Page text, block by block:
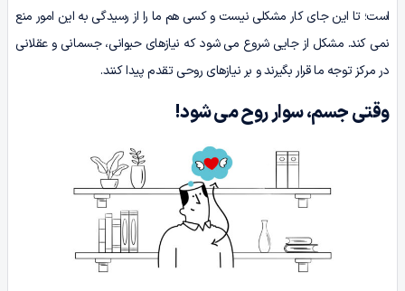
است؛ تا این جای کار مشکلی نیست و کسی هم ما را از رسیدگی به این امور منع
نمی کند. مشکل از جایی شروع می شود که نیازهای حیوانی، جسمانی و عقلانی
در مرکز توجه ما قرار بگیرند و بر نیازهای روحی تقدم پیدا کنند.
وقتی جسم، سوار روح می‌ شود!